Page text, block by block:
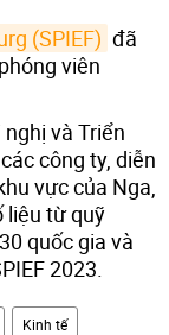
(SPIEF) đã
viên
và Triển
công ty, diễn
vực của Nga,
liệu từ quỹ
quốc gia và
2023.
Kinh tế